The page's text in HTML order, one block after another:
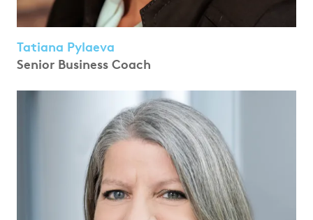
Tatiana Pylaeva
Senior Business Coach